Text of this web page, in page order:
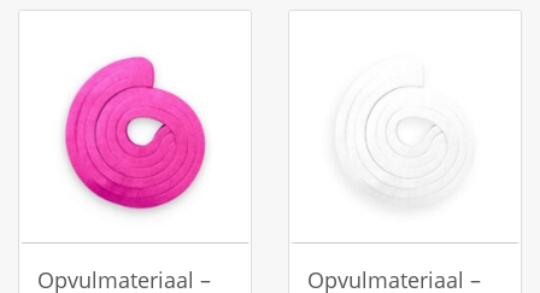
Opvulmateriaal –
Opvulmateriaal –